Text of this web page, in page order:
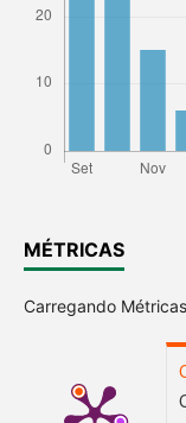
MÉTRICAS
Carregando